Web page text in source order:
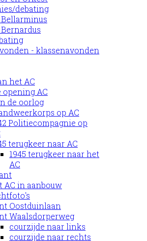
debating
Bellarminus
Bernardus
- klassenavonden
het AC
AC
de oorlog
op AC
Politiecompagnie op
terugkeer naar AC
1945 terugkeer naar het
AC
AC in aanbouw
Oostduinlaan
Waalsdorperweg
courzijde naar links
courzijde naar rechts